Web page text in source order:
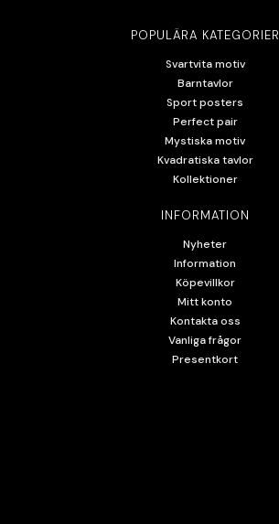
POPULÄRA KATEGORIER
Svartvita motiv
Barntavlor
Sport posters
Perfect pair
Mystiska motiv
Kvadratiska tavlor
Kollektioner
INFORMATION
Nyheter
Information
Köpevillkor
Mitt konto
Kontakta oss
Vanliga frågor
Presentkort